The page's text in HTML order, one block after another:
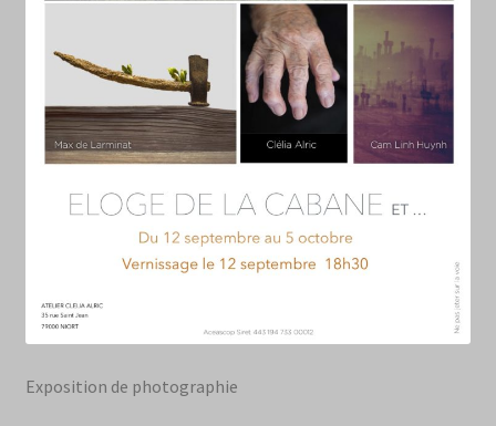
Exposition de photographie